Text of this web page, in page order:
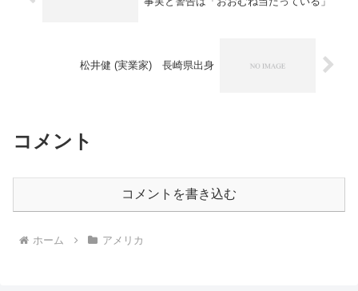
松井健 (実業家) 長崎県出身
コメント
コメントを書き込む
ホーム アメリカ